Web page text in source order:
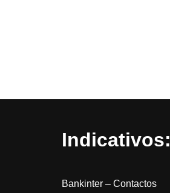
Indicativos:
Bankinter – Contactos